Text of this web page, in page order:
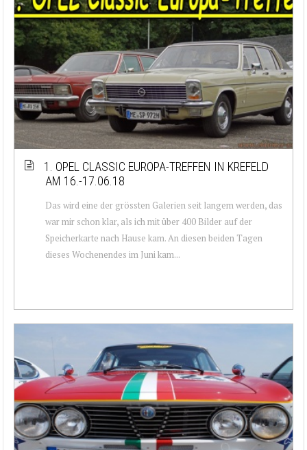
1. OPEL CLASSIC EUROPA-TREFFEN IN KREFELD
AM 16.-17.06.18
Das wird eine der grössten Galerien seit langem werden, das
war mir schon klar, als ich mit über 400 Bilder auf der
Speicherkarte nach Hause kam. An diesen beiden Tagen
dieses Wochenendes im Juni kam...